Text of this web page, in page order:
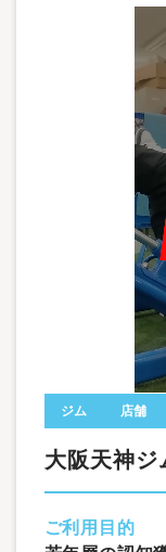
ジム 店舗
大阪天神ジ
ご利用目的